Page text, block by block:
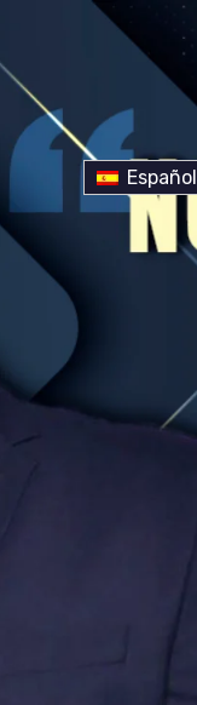
Español